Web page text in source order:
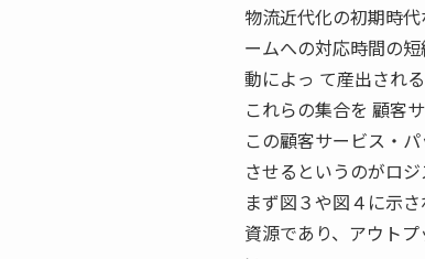
物流近代化の初期時
ームへの対応時間の短
動によっ て産出される
これらの集合を 顧客
この顧客サービス・
させるというのがロ
まず図３や図４に示
資源であり、アウト